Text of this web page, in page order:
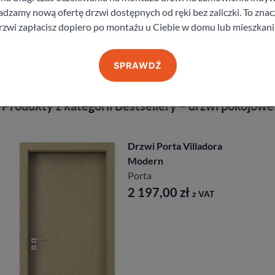
z pomocy Doradcy przy wyborze
Produkty z kategorii Bestsellery – drzwi pokojowe
Drzwi Porta Nova
Porta
891,00
nową ofertę drzwi dostępnych od ręki bez zaliczki. To
zapłacisz dopiero po montażu u Ciebie w domu lub
SPRAWDŹ